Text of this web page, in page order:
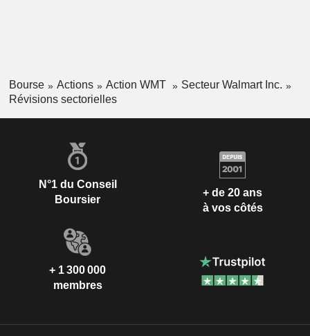
Bourse Actions Action WMT
Secteur Walmart Inc.
Révisions sectorielles
N°1 du Conseil
Boursier
+ de 20 ans
à vos côtés
+ 1 300 000
membres